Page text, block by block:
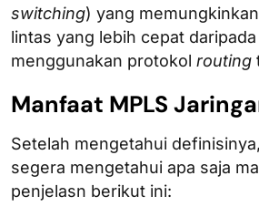
switching) yang
lintas yang lebih cepat
menggunakan protokol routing
Manfaat MPLS
Setelah mengetahui
segera mengetahui apa saja
penjelasn berikut ini: